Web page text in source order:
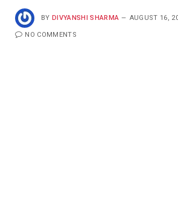
BY DIVYANSHI SHARMA AUGUST 16,
NO COMMENTS